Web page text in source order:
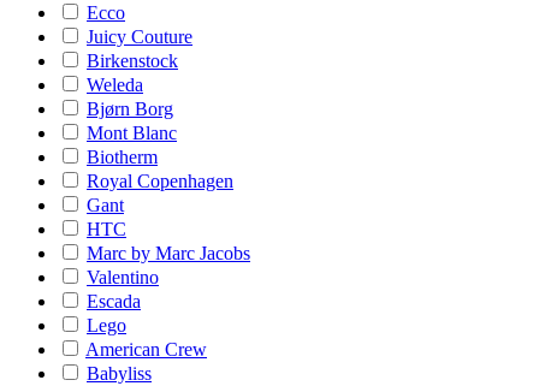
Ecco
Juicy Couture
Birkenstock
Weleda
Bjørn Borg
Mont Blanc
Biotherm
Royal Copenhagen
Gant
HTC
Marc by Marc Jacobs
Valentino
Escada
Lego
American Crew
Babyliss